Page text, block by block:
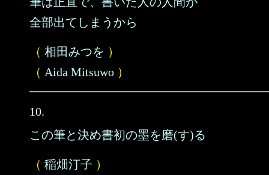
全部出てしまうから
（ 相田みつを ）
（ Aida Mitsuwo ）
10.
この筆と決め書初の墨を磨(す)る
（ 稲畑汀子 ）